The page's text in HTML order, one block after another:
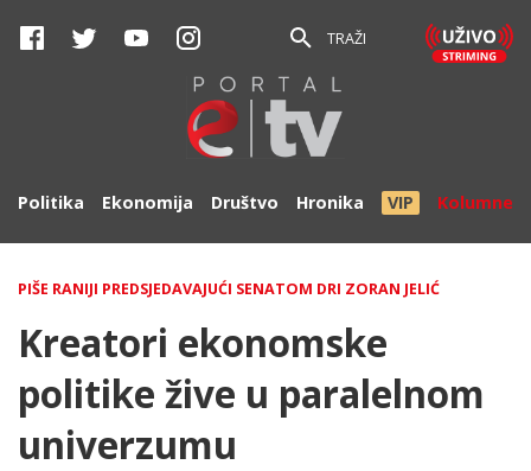
TRAŽI
Politika Ekonomija Društvo Hronika VIP Kolumne
PIŠE RANIJI PREDSJEDAVAJUĆI SENATOM DRI ZORAN JELIĆ
Kreatori ekonomske
politike žive u paralelnom
univerzumu